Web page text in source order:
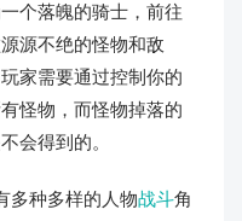
个落魄的骑士，前往
源不绝的怪物和敌
家需要通过控制你的
怪物，而怪物掉落的
会得到的。
多种多样的人物战斗角